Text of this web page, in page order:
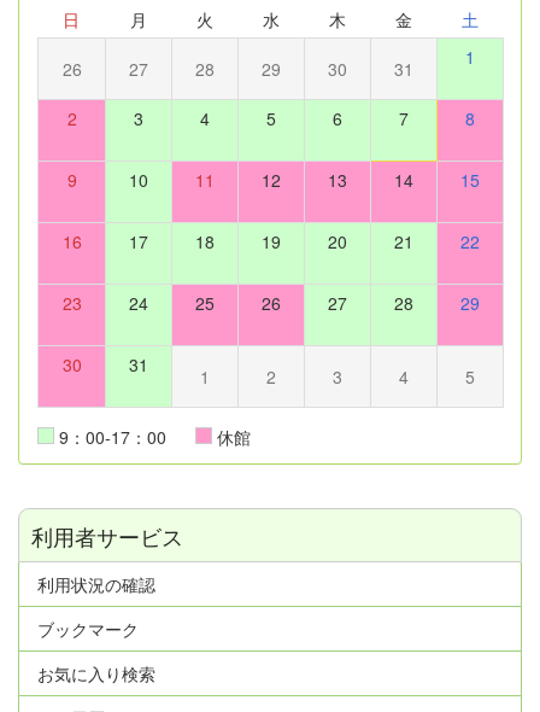
日 月 火 水 木 金 土
26 27 28 29 30 31 1
2 3 4 5 6 7 8
9 10 11 12 13 14 15
16 17 18 19 20 21 22
23 24 25 26 27 28 29
30 31 1 2 3 4 5
9：00-17：00 休館
利用者サービス
利用状況の確認
ブックマーク
お気に入り検索